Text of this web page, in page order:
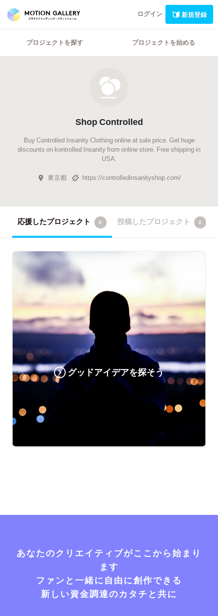
ログイン 新規登録
プロジェクトを探す プロジェクトを始める
Shop Controlled
Buy Controlled Insanity Clothing online at sale price. Get huge
discounts on kontrolled Insanity from online store. Free shipping in
USA.
東京都 https://controlledinsanityshop.com/
応援したプロジェクト 0 投稿したプロジェクト 0
グッドアイデアを探そう
あなたのクリエイティブがここから始まり
ます
ファンと一緒に自由に創作できる
新しい資金調達のカタチと共に